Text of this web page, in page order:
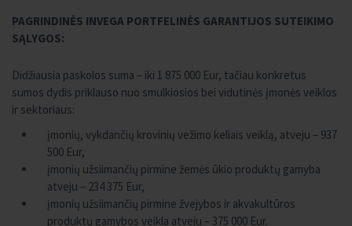
PAGRINDINĖS INVEGA PORTFELINĖS GARANTIJOS SUTEIKIMO
SĄLYGOS:
Didžiausia paskolos suma – iki 1 875 000 Eur, tačiau konkretus
sumos dydis priklauso nuo smulkiosios bei vidutinės įmonės veiklos
ir sektoriaus:
įmonių, vykdančių krovinių vežimo keliais veiklą, atveju – 937
500 Eur,
įmonių užsiimančių pirmine žemės ūkio produktų gamyba
atveju – 234 375 Eur,
įmonių užsiimančių pirmine žvejybos ir akvakultūros
produktų gamybos veikla atveju – 375 000 Eur.